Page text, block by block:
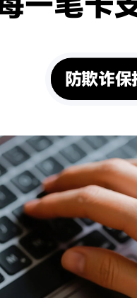
防欺诈保